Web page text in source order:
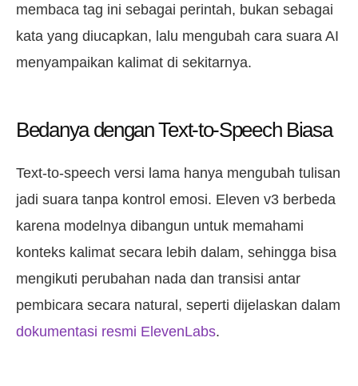
membaca tag ini sebagai perintah, bukan sebagai
kata yang diucapkan, lalu mengubah cara suara AI
menyampaikan kalimat di sekitarnya.
Bedanya dengan Text-to-Speech Biasa
Text-to-speech versi lama hanya mengubah tulisan
jadi suara tanpa kontrol emosi. Eleven v3 berbeda
karena modelnya dibangun untuk memahami
konteks kalimat secara lebih dalam, sehingga bisa
mengikuti perubahan nada dan transisi antar
pembicara secara natural, seperti dijelaskan dalam
dokumentasi resmi ElevenLabs.